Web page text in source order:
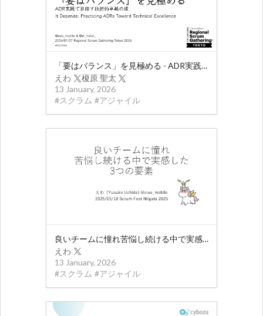
「要はバランス」を見極める - ADR実践で目指す技術的卓越への道 / It Depends: Practicing ADRs Toward Technical Excellence
えわ
榎原 聖太
13 January, 2026
#スクラム #アジャイル
良いチームに憧れ苦悩し続ける中で実感した3つの要素 / Three things to be a good team
えわ
13 January, 2026
#スクラム #アジャイル